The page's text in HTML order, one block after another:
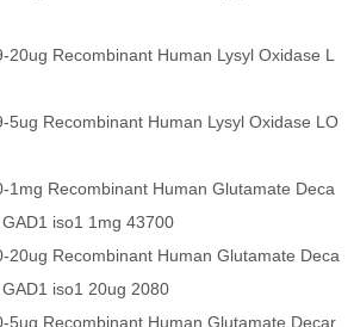
20ug Recombinant Human Lysyl Oxidase L
5ug Recombinant Human Lysyl Oxidase LO
1mg Recombinant Human Glutamate Deca
iso1 1mg 43700
20ug Recombinant Human Glutamate Deca
iso1 20ug 2080
5ug Recombinant Human Glutamate Decar